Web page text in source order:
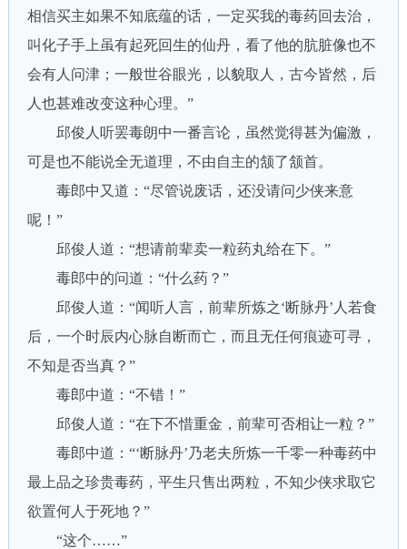
相信买主如果不知底蕴的话，一定买我的毒药回去治，
叫化子手上虽有起死回生的仙丹，看了他的肮脏像也不
会有人问津；一般世谷眼光，以貌取人，古今皆然，后
人也甚难改变这种心理。”
邱俊人听罢毒朗中一番言论，虽然觉得甚为偏激，
可是也不能说全无道理，不由自主的颔了颔首。
毒郎中又道：“尽管说废话，还没请问少侠来意
呢！”
邱俊人道：“想请前辈卖一粒药丸给在下。”
毒郎中的问道：“什么药？”
邱俊人道：“闻听人言，前辈所炼之‘断脉丹’人若食
后，一个时辰内心脉自断而亡，而且无任何痕迹可寻，
不知是否当真？”
毒郎中道：“不错！”
邱俊人道：“在下不惜重金，前辈可否相让一粒？”
毒郎中道：“‘断脉丹’乃老夫所炼一千零一种毒药中
最上品之珍贵毒药，平生只售出两粒，不知少侠求取它
欲置何人于死地？”
“这个……”